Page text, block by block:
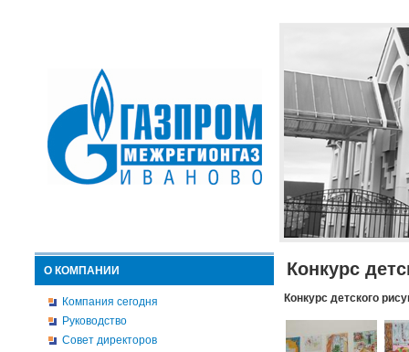
О КОМПАНИИ
Компания сегодня
Руководство
Совет директоров
Конкурс
Конкурс детского